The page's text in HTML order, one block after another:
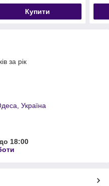
Купити
за рік
Україна
18:00